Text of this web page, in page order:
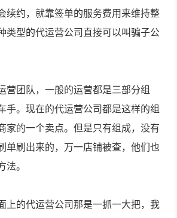
续约，就靠签单的服务费用来维持整
类型的代运营公司直接可以叫骗子公
团队，一般的运营都是三部分组
手。现在的代运营公司都是这样的组
家的一个卖点。但是只有组成，没有
单刷出来的，万一店铺被查，他们也
法。
的代运营公司那是一抓一大把，我